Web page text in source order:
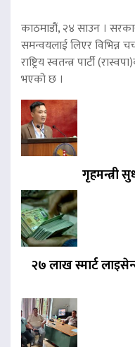
काठमाडौं, २४ साउन ।
समन्वयलाई लिएर विभिन्न
राष्ट्रिय स्वतन्त्र पार्टी
भएको छ ।
गृहमन्त्री
२७ लाख स्मार्ट